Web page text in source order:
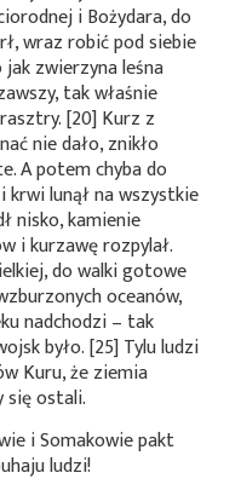
i Bożydara, do
wraz robić pod siebie
zwierzyna leśna
tak właśnie
[20] Kurz z
nie dało, znikło
A potem chyba do
krwi lunął na wszystkie
nisko, kamienie
i kurzawę rozpylał.
do walki gotowe
oceanów,
nadchodzi – tak
było. [25] Tylu ludzi
Kuru, że ziemia
się ostali.
i Somakowie pakt
ludzi!